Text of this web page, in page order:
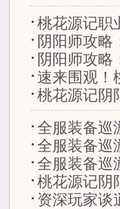
桃花源记职
阴阳师攻略
阴阳师攻略
速来围观！
桃花源记阴
全服装备巡
全服装备巡
全服装备巡
桃花源记阴
资深玩家谈